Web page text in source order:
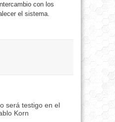
con los
el sistema.
será testigo en el
Korn